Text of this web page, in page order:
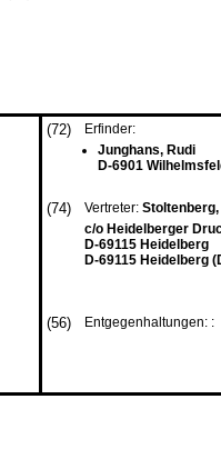
(72)
Erfinder:
Junghans, Rudi
D-6901
(74) Vertreter:
c/o Heidelberger
D-69115 Heidelberg
D-69115 Heidelberg
(56) Entgegenhaltungen: :